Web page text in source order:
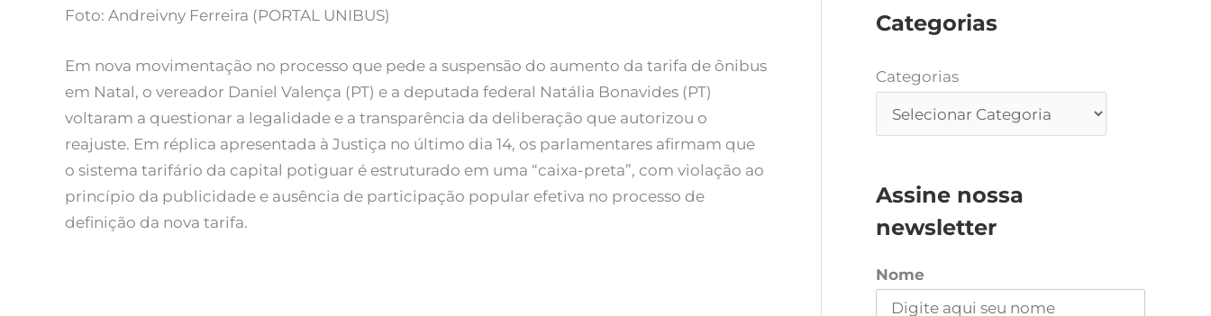
Foto: Andreivny Ferreira (PORTAL UNIBUS)
Em nova movimentação no processo que pede a suspensão do aumento da tarifa de ônibus
em Natal, o vereador Daniel Valença (PT) e a deputada federal Natália Bonavides (PT)
voltaram a questionar a legalidade e a transparência da deliberação que autorizou o
reajuste. Em réplica apresentada à Justiça no último dia 14, os parlamentares afirmam que
o sistema tarifário da capital potiguar é estruturado em uma “caixa-preta”, com violação ao
princípio da publicidade e ausência de participação popular efetiva no processo de
definição da nova tarifa.
Categorias
Categorias
Assine nossa
newsletter
Nome